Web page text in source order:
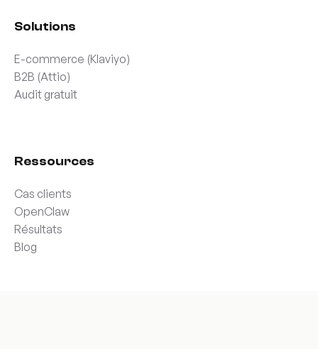
Solutions
E-commerce (Klaviyo)
B2B (Attio)
Audit gratuit
Ressources
Cas clients
OpenClaw
Résultats
Blog